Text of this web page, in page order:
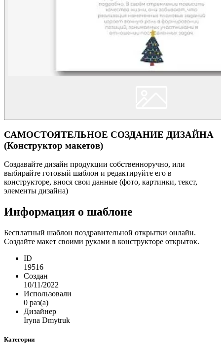
САМОСТОЯТЕЛЬНОЕ СОЗДАНИЕ ДИЗАЙНА
(Конструктор макетов)
Создавайте дизайн продукции собственноручно, или
выбирайте готовый шаблон и редактируйте его в
конструкторе, внося свои данные (фото, картинки, текст,
элементы дизайна)
Информация о шаблоне
Бесплатный шаблон поздравительной открытки онлайн.
Создайте макет своими руками в конструкторе открыток.
ID
19516
Создан
10/11/2022
Использовали
0 раз(а)
Дизайнер
Iryna Dmytruk
Категории